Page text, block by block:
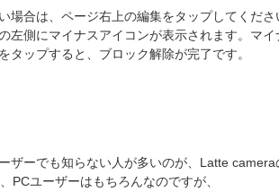
合は、ページ右上の編集をタップしてくださ
左側にマイナスアイコンが表示されます。マ
タップすると、ブロック解除が完了です。
ザーでも知らない人が多いのが、Latte camera
PCユーザーはもちろんなのですが、